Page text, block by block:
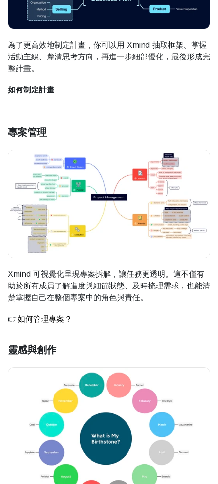
為了更高效地制定計畫，你可以用 Xmind 抽取框架、掌握
活動主線、釐清思考方向，再進一步細部優化，最後形成完
整計畫。
如何制定計畫
專案管理
Xmind 可視覺化呈現專案拆解，讓任務更透明。這不僅有
助於所有成員了解進度與細節狀態、及時梳理需求，也能清
楚掌握自己在整個專案中的角色與責任。
👉如何管理專案？
靈感與創作